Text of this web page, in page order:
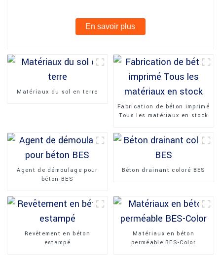
En savoir plus
Matériaux du sol en terre
Fabrication de béton imprimé
Tous les matériaux en stock
Agent de démoulage pour
béton BES
Béton drainant coloré BES
Revêtement en béton
estampé
Matériaux en béton
perméable BES-Color